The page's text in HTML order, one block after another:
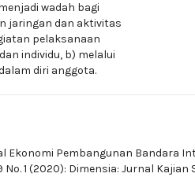
wadah bagi
jaringan dan aktivitas
pelaksanaan
individu, b) melalui
diri anggota.
Ekonomi Pembangunan Bandara
1 (2020): Dimensia: Jurnal Kajian